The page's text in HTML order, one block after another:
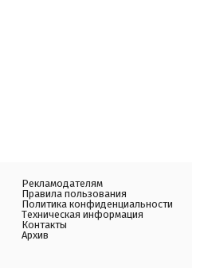
Рекламодателям
Правила пользования
Политика конфиденциальности
Техническая информация
Контакты
Архив